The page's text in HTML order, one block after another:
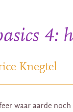
4:
Knegtel
waar aarde